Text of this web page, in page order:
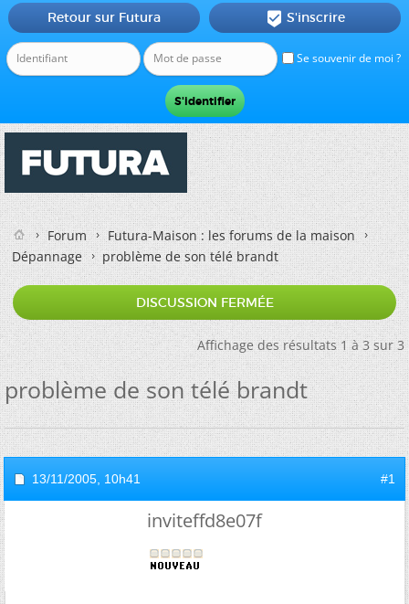
Se souvenir de moi ?
Retour sur Futura  S'inscrire
Forum
Futura-Maison : les forums de la maison
Dépannage
problème de son télé brandt
DISCUSSION FERMÉE
Affichage des résultats 1 à 3 sur 3
problème de son télé brandt
13/11/2005, 10h41 #1
inviteffd8e07f